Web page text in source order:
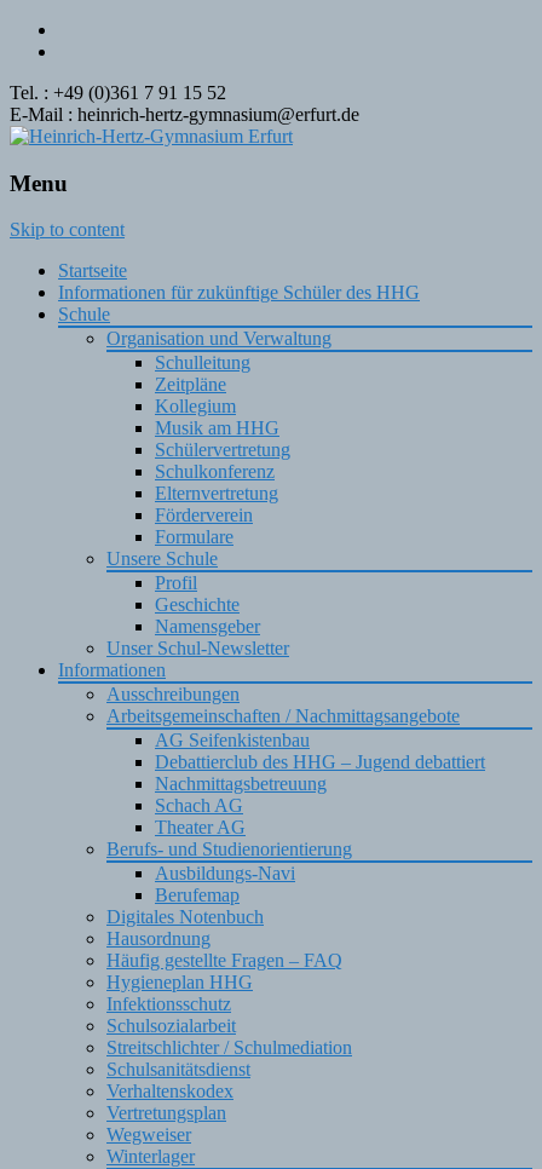
Tel. : +49 (0)361 7 91 15 52
E-Mail : heinrich-hertz-gymnasium@erfurt.de
Menu
Skip to content
Startseite
Informationen für zukünftige Schüler des HHG
Schule
Organisation und Verwaltung
Schulleitung
Zeitpläne
Kollegium
Musik am HHG
Schülervertretung
Schulkonferenz
Elternvertretung
Förderverein
Formulare
Unsere Schule
Profil
Geschichte
Namensgeber
Unser Schul-Newsletter
Informationen
Ausschreibungen
Arbeitsgemeinschaften / Nachmittagsangebote
AG Seifenkistenbau
Debattierclub des HHG – Jugend debattiert
Nachmittagsbetreuung
Schach AG
Theater AG
Berufs- und Studienorientierung
Ausbildungs-Navi
Berufemap
Digitales Notenbuch
Hausordnung
Häufig gestellte Fragen – FAQ
Hygieneplan HHG
Infektionsschutz
Schulsozialarbeit
Streitschlichter / Schulmediation
Schulsanitätsdienst
Verhaltenskodex
Vertretungsplan
Wegweiser
Winterlager